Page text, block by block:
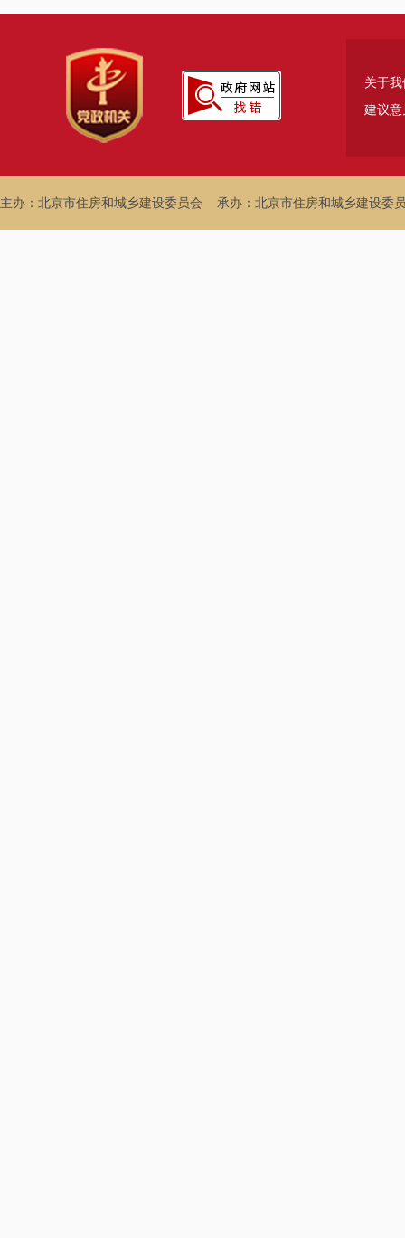
关于我
建议意
主办：北京市住房和城乡建设委员会 承办：北京市住房和城乡建设委